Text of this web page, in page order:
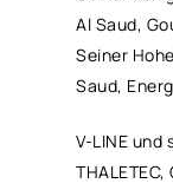
Al Saud,
Seiner
Saud,
V-LINE und
THALETEC,